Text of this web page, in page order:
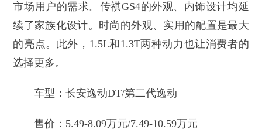
市场用户的需求。传祺GS4的外观、内饰设计均延
续了家族化设计。时尚的外观、实用的配置是最大
的亮点。此外，1.5L和1.3T两种动力也让消费者的
选择更多。
车型：长安逸动DT/第二代逸动
售价：5.49-8.09万元/7.49-10.59万元